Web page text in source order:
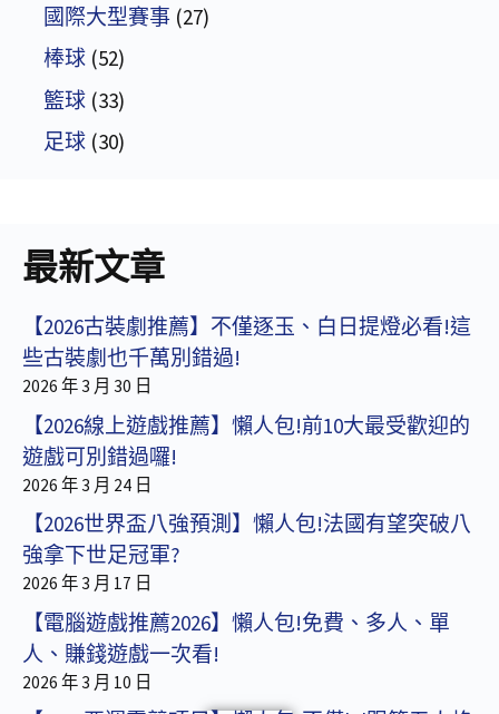
國際大型賽事 (27)
棒球 (52)
籃球 (33)
足球 (30)
最新文章
【2026古裝劇推薦】不僅逐玉、白日提燈必看!這
些古裝劇也千萬別錯過!
2026 年 3 月 30 日
【2026線上遊戲推薦】懶人包!前10大最受歡迎的
遊戲可別錯過囉!
2026 年 3 月 24 日
【2026世界盃八強預測】懶人包!法國有望突破八
強拿下世足冠軍?
2026 年 3 月 17 日
【電腦遊戲推薦2026】懶人包!免費、多人、單
人、賺錢遊戲一次看!
2026 年 3 月 10 日